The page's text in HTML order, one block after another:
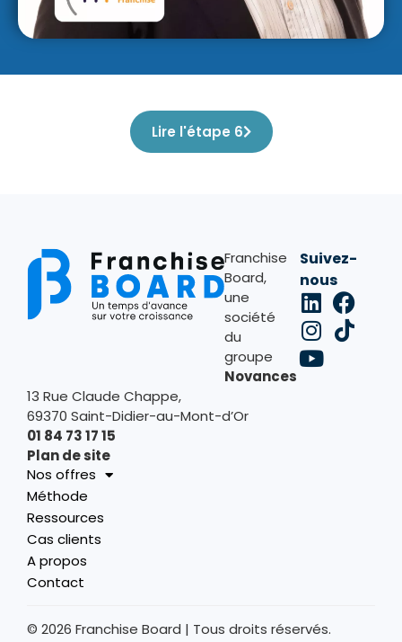
Lire l'étape 6
Franchise
Board,
une
société
du
groupe
Novances
Suivez-
nous
13 Rue Claude Chappe,
69370 Saint-Didier-au-Mont-d’Or
01 84 73 17 15
Plan de site
Nos offres
Méthode
Ressources
Cas clients
A propos
Contact
© 2026 Franchise Board | Tous droits réservés.